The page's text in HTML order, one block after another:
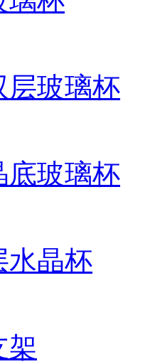
层玻璃杯
底玻璃杯
水晶杯
架